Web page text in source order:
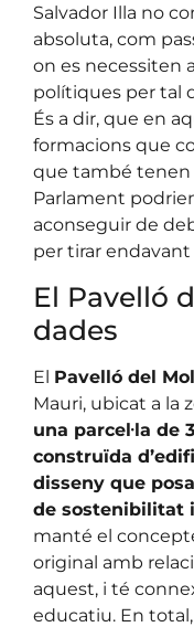
Salvador Illa no
absoluta, com
on es necessiten
polítiques per tal
És a dir, que en
formacions que
que també tenen
Parlament
aconseguir de
per tirar
El Pavelló
dades
El Pavelló del
Mauri, ubicat a la
una parcel·la de
construïda
disseny que
de sostenibilitat
manté el
original amb
aquest, i té
educatiu. En